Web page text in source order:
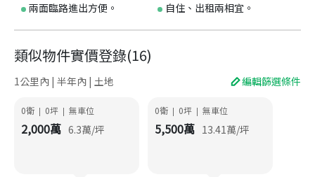
兩面臨路進出方便。
自住、出租兩相宜。
類似物件實價登錄(16)
1公里內 | 半年內 | 土地 編輯篩選條件
0衛 | 0坪 | 無車位
2,000萬 6.3萬/坪
0衛 | 0坪 | 無車位
5,500萬 13.41萬/坪